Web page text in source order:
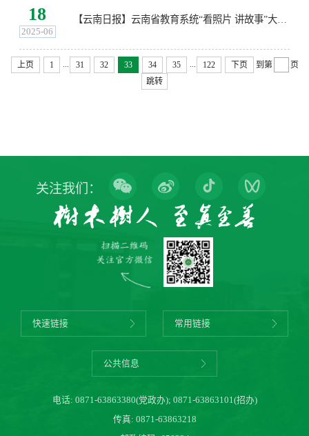
18
2025-06
【云南日报】云南省教育系统“看照片 讲故事”大赛决赛在西南林业大学举行
上页 1 ... 31 32 33 34 35 ... 122 下页 到第
页
跳转
关注我们：
快速链接 常用链接
公共信息
电话: 0871-63863380(党政办); 0871-63863101(招办)
传真: 0871-63863218